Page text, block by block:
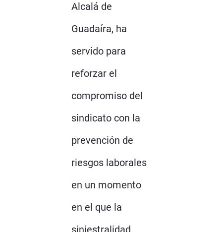
Alcalá de
Guadaíra, ha
servido para
reforzar el
compromiso del
sindicato con la
prevención de
riesgos laborales
en un momento
en el que la
siniestralidad